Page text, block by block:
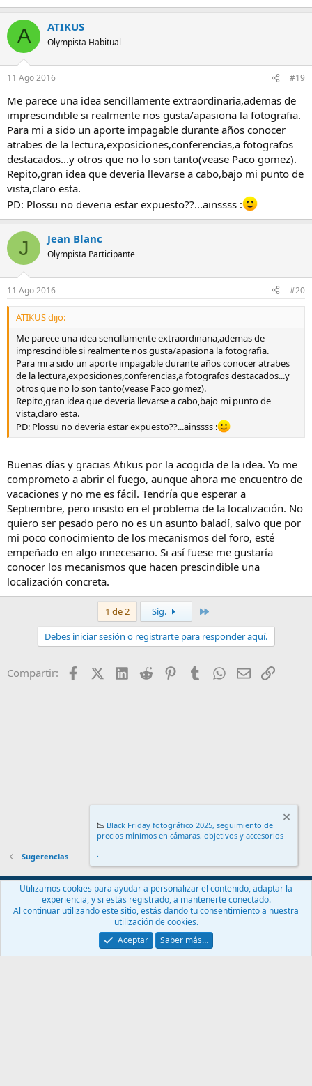
A ATIKUS
Olympista Habitual
11 Ago 2016 #19
Me parece una idea sencillamente extraordinaria,ademas de
imprescindible si realmente nos gusta/apasiona la fotografia.
Para mi a sido un aporte impagable durante años conocer
atrabes de la lectura,exposiciones,conferencias,a fotografos
destacados...y otros que no lo son tanto(vease Paco gomez).
Repito,gran idea que deveria llevarse a cabo,bajo mi punto de
vista,claro esta.
PD: Plossu no deveria estar expuesto??...ainssss :
J Jean Blanc
Olympista Participante
11 Ago 2016 #20
ATIKUS dijo:
Me parece una idea sencillamente extraordinaria,ademas de
imprescindible si realmente nos gusta/apasiona la fotografia.
Para mi a sido un aporte impagable durante años conocer atrabes
de la lectura,exposiciones,conferencias,a fotografos destacados...y
otros que no lo son tanto(vease Paco gomez).
Repito,gran idea que deveria llevarse a cabo,bajo mi punto de
vista,claro esta.
PD: Plossu no deveria estar expuesto??...ainssss :
Buenas días y gracias Atikus por la acogida de la idea. Yo me
comprometo a abrir el fuego, aunque ahora me encuentro de
vacaciones y no me es fácil. Tendría que esperar a
Septiembre, pero insisto en el problema de la localización. No
quiero ser pesado pero no es un asunto baladí, salvo que por
mi poco conocimiento de los mecanismos del foro, esté
empeñado en algo innecesario. Si así fuese me gustaría
conocer los mecanismos que hacen prescindible una
localización concreta.
1 de 2 Sig.
Debes iniciar sesión o registrarte para responder aquí.
Compartir: FacebookX (Twitter)
LinkedIn
Reddit PinterestTumblr WhatsApp
EmailEnlace
Sugerencias
Español (ES)
Contáctanos
Términos y reglas Política de privacidad
Ayuda
Community platform by XenForo® © 2010-2024 XenForo Ltd.
📉 Black Friday fotográfico 2025, seguimiento de
precios mínimos en cámaras, objetivos y accesorios
.
Utilizamos cookies para ayudar a personalizar el contenido, adaptar la
experiencia, y si estás registrado, a mantenerte conectado.
Al continuar utilizando este sitio, estás dando tu consentimiento a nuestra
utilización de cookies.
Aceptar
Saber más…